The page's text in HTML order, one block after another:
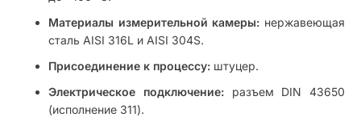
Материалы измерительной камеры: нержавеющая
сталь AISI 316L и AISI 304S.
Присоединение к процессу: штуцер.
Электрическое подключение:разъем DIN 43650
(исполнение 311).